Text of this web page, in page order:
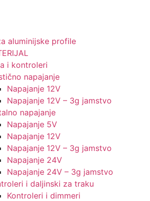
aluminijske profile
i kontroleri
napajanje
Napajanje 12V
Napajanje 12V – 3g jamstvo
napajanje
Napajanje 5V
Napajanje 12V
Napajanje 12V – 3g jamstvo
Napajanje 24V
Napajanje 24V – 3g jamstvo
i daljinski za traku
Kontroleri i dimmeri